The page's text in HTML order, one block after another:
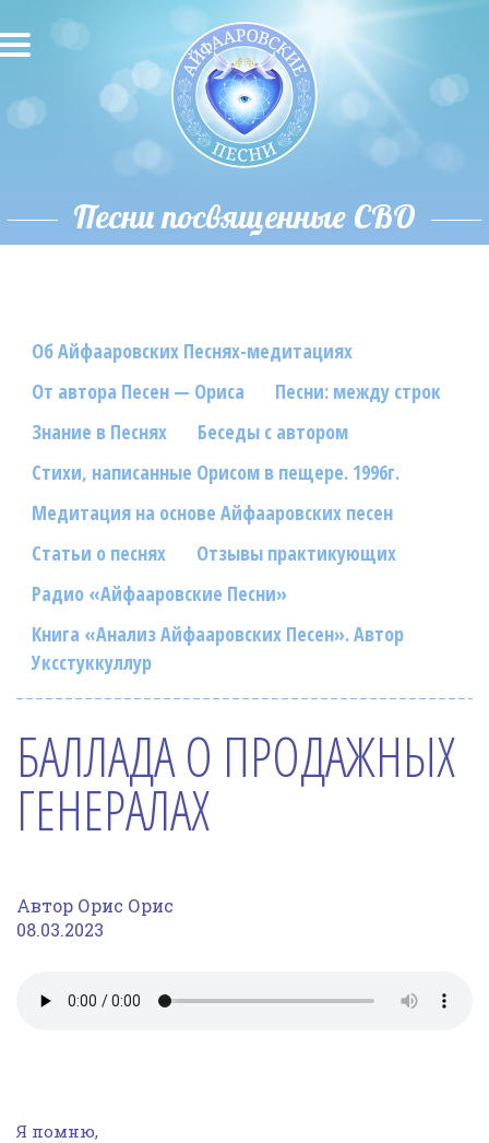
О песнях
Исполнители
Новости
Скачать
Контакты
Фотогалерея
In English
Видео
Ииссиидиология
Номера песен
Песни посвященные СВО
Об Айфааровских Песнях-медитациях
От автора Песен — Ориса
Песни: между строк
Знание в Песнях
Беседы с автором
Стихи, написанные Орисом в пещере. 1996г.
Медитация на основе Айфааровских песен
Статьи о песнях
Отзывы практикующих
Радио «Айфааровские Песни»
Книга «Анализ Айфааровских Песен». Автор
Уксстуккуллур
БАЛЛАДА О ПРОДАЖНЫХ
ГЕНЕРАЛАХ
Автор Орис Орис
08.03.2023
Я помню,